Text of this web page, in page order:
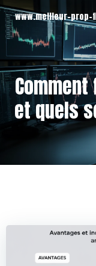
www.meilleur-prop-
et quels